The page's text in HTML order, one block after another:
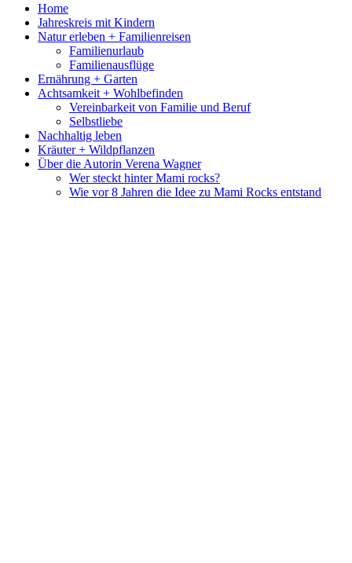
Home
Jahreskreis mit Kindern
Natur erleben + Familienreisen
Familienurlaub
Familienausflüge
Ernährung + Garten
Achtsamkeit + Wohlbefinden
Vereinbarkeit von Familie und Beruf
Selbstliebe
Nachhaltig leben
Kräuter + Wildpflanzen
Über die Autorin Verena Wagner
Wer steckt hinter Mami rocks?
Wie vor 8 Jahren die Idee zu Mami Rocks entstand